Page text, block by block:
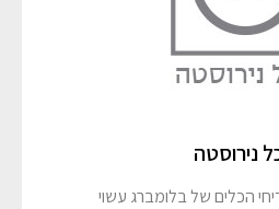
נירוסטה
הכלים של בלומברג עשוי